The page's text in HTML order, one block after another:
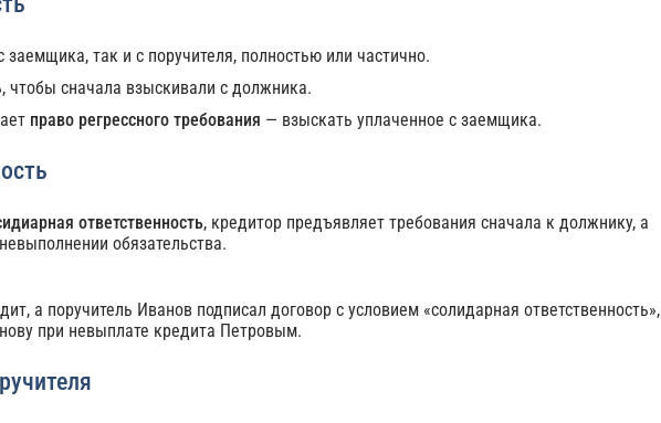
так и с поручителя, полностью или частично.
чтобы сначала взыскивали с должника.
право регрессного требования — взыскать уплаченное с заемщика.
ответственность, кредитор предъявляет требования сначала к должнику, а
обязательства.
а поручитель Иванов подписал договор с условием «солидарная ответственность»,
при невыплате кредита Петровым.